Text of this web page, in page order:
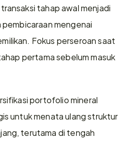
tahap awal menjadi
mengenai
Fokus perseroan saat
pertama sebelum masuk
portofolio mineral
untuk menata ulang struktur
terutama di tengah